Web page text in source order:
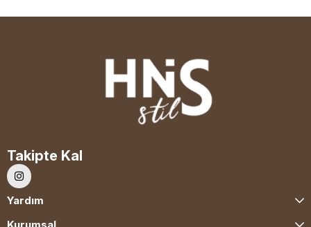
Takipte Kal
Yardım